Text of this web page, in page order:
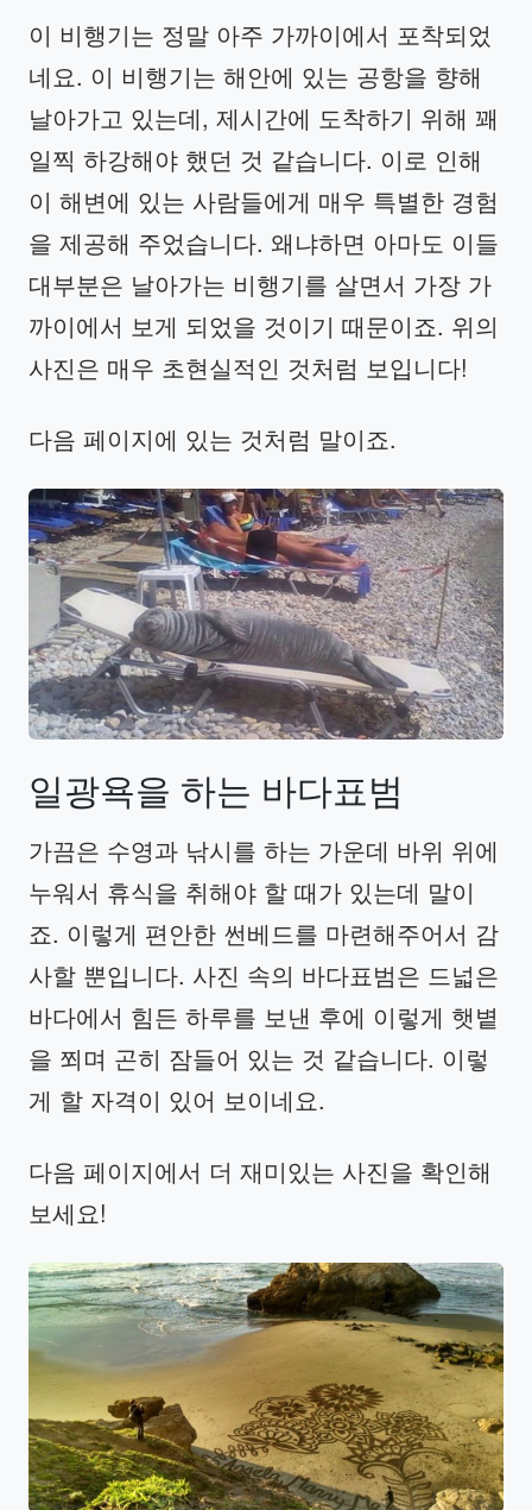
이 비행기는 정말 아주 가까이에서 포착되었
네요. 이 비행기는 해안에 있는 공항을 향해
날아가고 있는데, 제시간에 도착하기 위해 꽤
일찍 하강해야 했던 것 같습니다. 이로 인해
이 해변에 있는 사람들에게 매우 특별한 경험
을 제공해 주었습니다. 왜냐하면 아마도 이들
대부분은 날아가는 비행기를 살면서 가장 가
까이에서 보게 되었을 것이기 때문이죠. 위의
사진은 매우 초현실적인 것처럼 보입니다!
다음 페이지에 있는 것처럼 말이죠.
일광욕을 하는 바다표범
가끔은 수영과 낚시를 하는 가운데 바위 위에
누워서 휴식을 취해야 할 때가 있는데 말이
죠. 이렇게 편안한 썬베드를 마련해주어서 감
사할 뿐입니다. 사진 속의 바다표범은 드넓은
바다에서 힘든 하루를 보낸 후에 이렇게 햇볕
을 쬐며 곤히 잠들어 있는 것 같습니다. 이렇
게 할 자격이 있어 보이네요.
다음 페이지에서 더 재미있는 사진을 확인해
보세요!